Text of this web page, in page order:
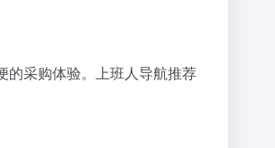
的采购体验。上班人导航推荐